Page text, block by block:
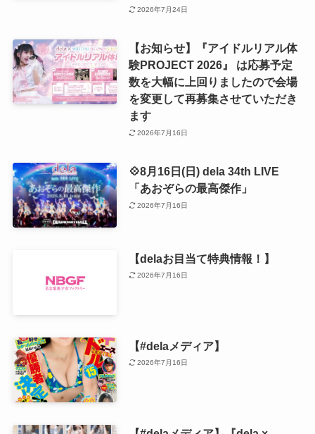
2026年7月24日
【お知らせ】『アイドルリアル体
験PROJECT 2026』 は応募予定
数を大幅に上回りましたので会場
を変更して再募集させていただき
ます
2026年7月16日
💠8月16日(日) dela 34th LIVE
「あおぞらの最高傑作」
2026年7月16日
【delaお目当て特典情報！】
2026年7月16日
【#delaメディア】
2026年7月16日